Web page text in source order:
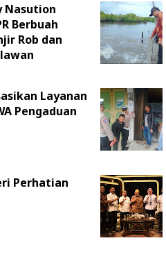
Nasution
Berbuah
Rob dan
Layanan
Pengaduan
Perhatian